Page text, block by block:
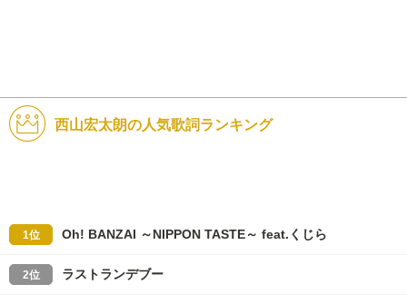
西山宏太朗の人気歌詞ランキング
1位 Oh! BANZAI ～NIPPON TASTE～ feat.くじら
2位 ラストランデブー